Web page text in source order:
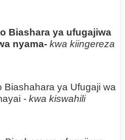
Biashara ya ufugajiwa
nyama- kwa kiingereza
Biashahara ya Ufugaji wa
- kwa kiswahili